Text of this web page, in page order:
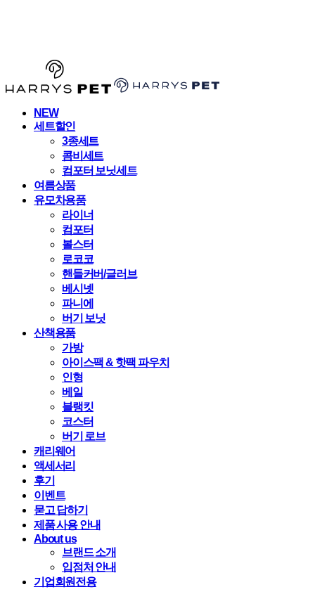
NEW
세트할인
3종세트
콤비세트
컴포터 보닛세트
여름상품
유모차용품
라이너
컴포터
볼스터
로코코
핸들커버/글러브
베시넷
파니에
버기 보닛
산책용품
가방
아이스팩 & 핫팩 파우치
인형
베일
블랭킷
코스터
버기 로브
캐리웨어
액세서리
후기
이벤트
묻고 답하기
제품 사용 안내
About us
브랜드 소개
입점처 안내
기업회원전용